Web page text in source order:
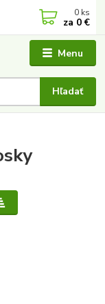
Menu
Hľadať
0 ks
za 0 €